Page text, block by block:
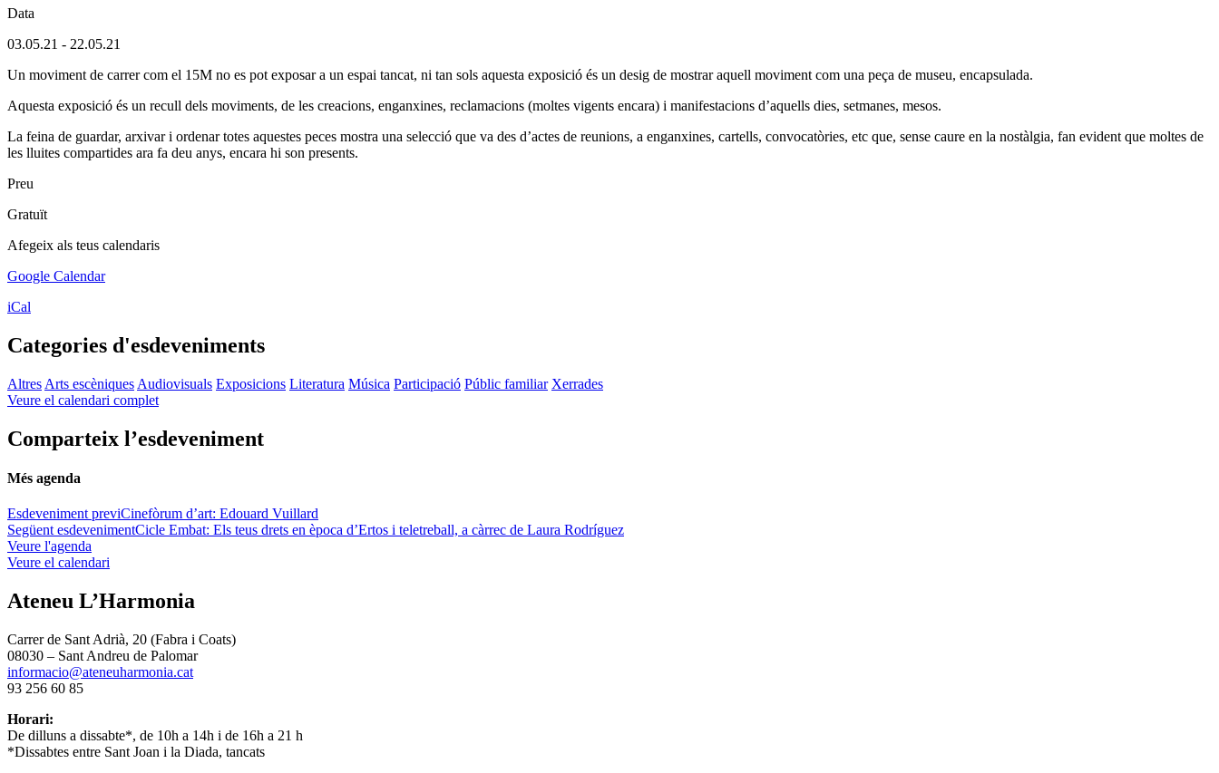
Data
03.05.21 - 22.05.21
Un moviment de carrer com el 15M no es pot exposar a un espai tancat, ni tan sols aquesta exposició és un desig de mostrar aquell moviment com una peça de museu, encapsulada.
Aquesta exposició és un recull dels moviments, de les creacions, enganxines, reclamacions (moltes vigents encara) i manifestacions d’aquells dies, setmanes, mesos.
La feina de guardar, arxivar i ordenar totes aquestes peces mostra una selecció que va des d’actes de reunions, a enganxines, cartells, convocatòries, etc que, sense caure en la nostàlgia, fan evident que moltes de
les lluites compartides ara fa deu anys, encara hi son presents.
Preu
Gratuït
Afegeix als teus calendaris
Google Calendar
iCal
Categories d'esdeveniments
Altres Arts escèniques Audiovisuals Exposicions Literatura Música Participació Públic familiar Xerrades
Veure el calendari complet
Comparteix l’esdeveniment
Més agenda
Esdeveniment previCinefòrum d’art: Edouard Vuillard
Següent esdevenimentCicle Embat: Els teus drets en època d’Ertos i teletreball, a càrrec de Laura Rodríguez
Veure l'agenda
Veure el calendari
Ateneu L’Harmonia
Carrer de Sant Adrià, 20 (Fabra i Coats)
08030 – Sant Andreu de Palomar
informacio@ateneuharmonia.cat
93 256 60 85
Horari:
De dilluns a dissabte*, de 10h a 14h i de 16h a 21 h
*Dissabtes entre Sant Joan i la Diada, tancats